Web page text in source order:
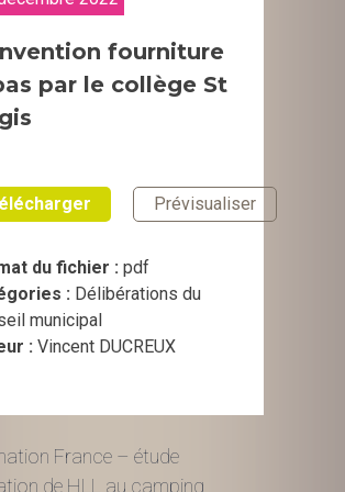
fourniture
par le collège St
Prévisualiser
du fichier : pdf
: Délibérations du
municipal
: Vincent DUCREUX
France – étude
de HLL au camping